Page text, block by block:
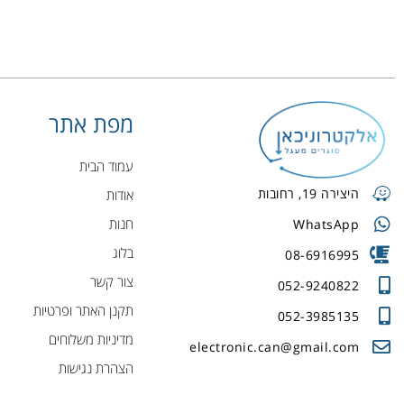
היצירה 19, רחובות
WhatsApp
08-6916995
052-9240822
052-3985135
electronic.can@gmail.com
מפת אתר
עמוד הבית
אודות
חנות
בלוג
צור קשר
תקנן האתר ופרטיות
מדיניות משלוחים
הצהרת נגישות